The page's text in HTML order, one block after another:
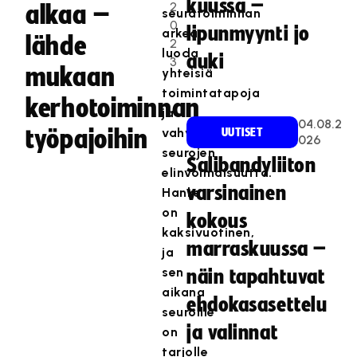
alkaa –
lähde
mukaan
kerhotoiminnan
työpajoihin
2
0
2
3
seuratoiminnan
arkea,
luoda
yhteisiä
toimintatapoja
ja
vahvistaa
seurojen
elinvoimaisuutta.
Hanke
on
kaksivuotinen,
ja
sen
aikana
seuroille
on
tarjolle
kuussa –
lipunmyynti jo
auki
UUTISET
04.08.2
026
Salibandyliiton
varsinainen
kokous
marraskuussa –
näin tapahtuvat
ehdokasasettelu
ja valinnat